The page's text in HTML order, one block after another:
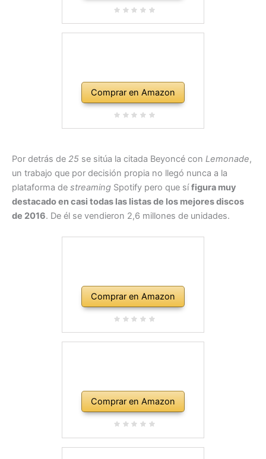
Comprar en Amazon
Por detrás de 25 se sitúa la citada Beyoncé con Lemonade,
un trabajo que por decisión propia no llegó nunca a la
plataforma de streaming Spotify pero que sífigura muy
destacado en casi todas las listas de los mejores discos
de 2016. De él se vendieron 2,6 millones de unidades.
Comprar en Amazon
Comprar en Amazon